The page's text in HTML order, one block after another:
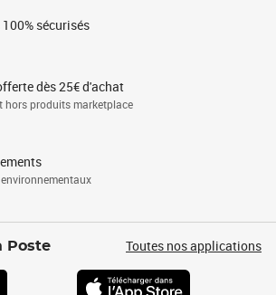
sécurisés
dès 25€ d'achat
hors produits marketplace
Poste Toutes nos applications